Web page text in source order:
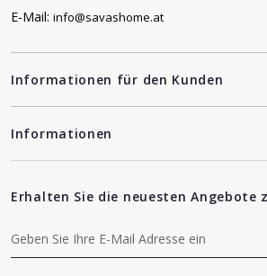
E-Mail: info@savashome.at
Informationen für den Kunden
Informationen
Erhalten Sie die neuesten Angebote